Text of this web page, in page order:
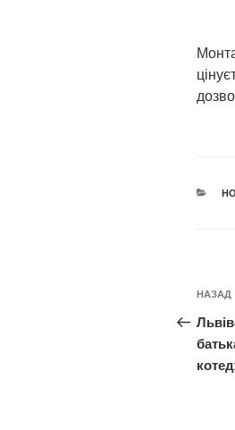
НАЗАД